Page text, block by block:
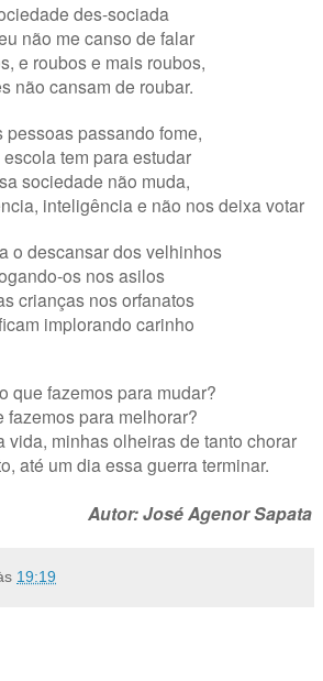
des-sociada
não me canso de falar
e roubos e mais roubos,
não cansam de roubar.
pessoas passando fome,
escola tem para estudar
sociedade não muda,
inteligência e não nos deixa votar
o descansar dos velhinhos
os nos asilos
crianças nos orfanatos
implorando carinho
que fazemos para mudar?
fazemos para melhorar?
vida, minhas olheiras de tanto chorar
até um dia essa guerra terminar.
Autor: José Agenor Sapata
19:19